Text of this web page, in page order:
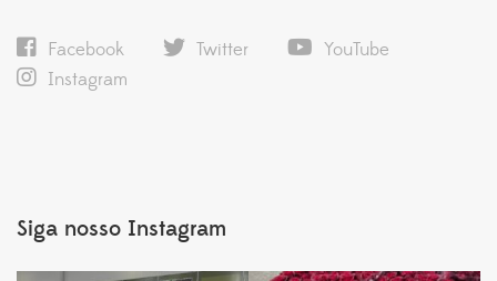
Facebook Twitter
YouTube
Instagram
Siga nosso Instagram